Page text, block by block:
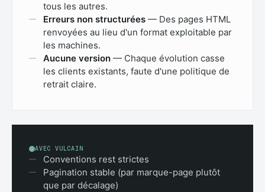
tous les autres.
Erreurs non structurées — Des pages HTML
renvoyées au lieu d'un format exploitable par
les machines.
Aucune version — Chaque évolution casse
les clients existants, faute d'une politique de
retrait claire.
AVEC VULCAIN
Conventions rest strictes
Pagination stable (par marque-page plutôt
que par décalage)